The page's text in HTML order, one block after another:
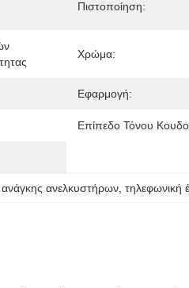
Πιστοποίηση:
Χρώμα:
Εφαρμογή:
Επίπεδο Τόνου
ανελκυστήρων , τηλεφωνική